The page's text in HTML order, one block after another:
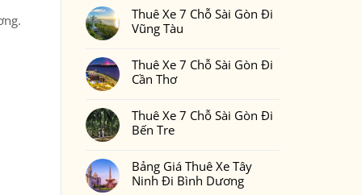
Đà
Lạt
7
Chỗ
Sài
Nha
Trang
bình
luận
ở
7
Chỗ
Sài
Mũi
Né
Thuê Xe 7 Chỗ Sài Gòn Đi
Vũng Tàu
bình
luận
ở
7
Chỗ
Sài
Vũng
Tàu
Thuê Xe 7 Chỗ Sài Gòn Đi
Cần Thơ
bình
luận
ở
7
Chỗ
Sài
Thuê Xe 7 Chỗ Sài Gòn Đi
Bến Tre
bình
luận
ở
Bảng Giá Thuê Xe Tây
Ninh Đi Bình Dương